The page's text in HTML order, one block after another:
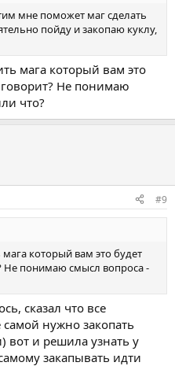
мне поможет маг сделать
пойду и закопаю куклу,
мага который вам это
говорит? Не понимаю
что?
#9
который вам это будет
Не понимаю смысл вопроса -
сказал что все
нужно закопать
вот и решила узнать у
закапывать идти